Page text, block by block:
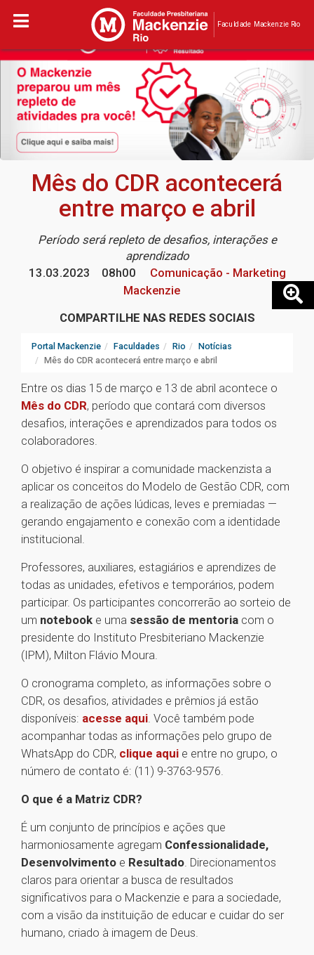
Faculdade Mackenzie Rio
Mês do CDR acontecerá
entre março e abril
Período será repleto de desafios, interações e
aprendizado
13.03.2023
08h00
Comunicação - Marketing
Mackenzie
COMPARTILHE NAS REDES SOCIAIS
Portal Mackenzie Faculdades Rio
Notícias
Mês do CDR acontecerá entre março e abril
Entre os dias 15 de março e 13 de abril acontece o
Mês do CDR, período que contará com diversos
desafios, interações e aprendizados para todos os
colaboradores.
O objetivo é inspirar a comunidade mackenzista a
aplicar os conceitos do Modelo de Gestão CDR, com
a realização de ações lúdicas, leves e premiadas —
gerando engajamento e conexão com a identidade
institucional.
Professores, auxiliares, estagiários e aprendizes de
todas as unidades, efetivos e temporários, podem
participar. Os participantes concorrerão ao sorteio de
um notebook e uma sessão de mentoria com o
presidente do Instituto Presbiteriano Mackenzie
(IPM), Milton Flávio Moura.
O cronograma completo, as informações sobre o
CDR, os desafios, atividades e prêmios já estão
disponíveis: acesse aqui. Você também pode
acompanhar todas as informações pelo grupo de
WhatsApp do CDR, clique aqui e entre no grupo, o
número de contato é: (11) 9-3763-9576.
O que é a Matriz CDR?
É um conjunto de princípios e ações que
harmoniosamente agregam Confessionalidade,
Desenvolvimento e Resultado. Direcionamentos
claros para orientar a busca de resultados
significativos para o Mackenzie e para a sociedade,
com a visão da instituição de educar e cuidar do ser
humano, criado à imagem de Deus.
1